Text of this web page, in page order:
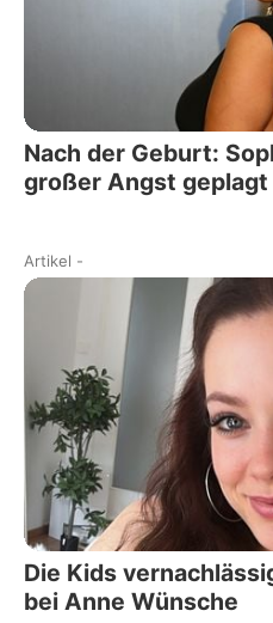
Nach der Geburt:
großer Angst geplagt
Artikel -
Die Kids
bei Anne Wünsche